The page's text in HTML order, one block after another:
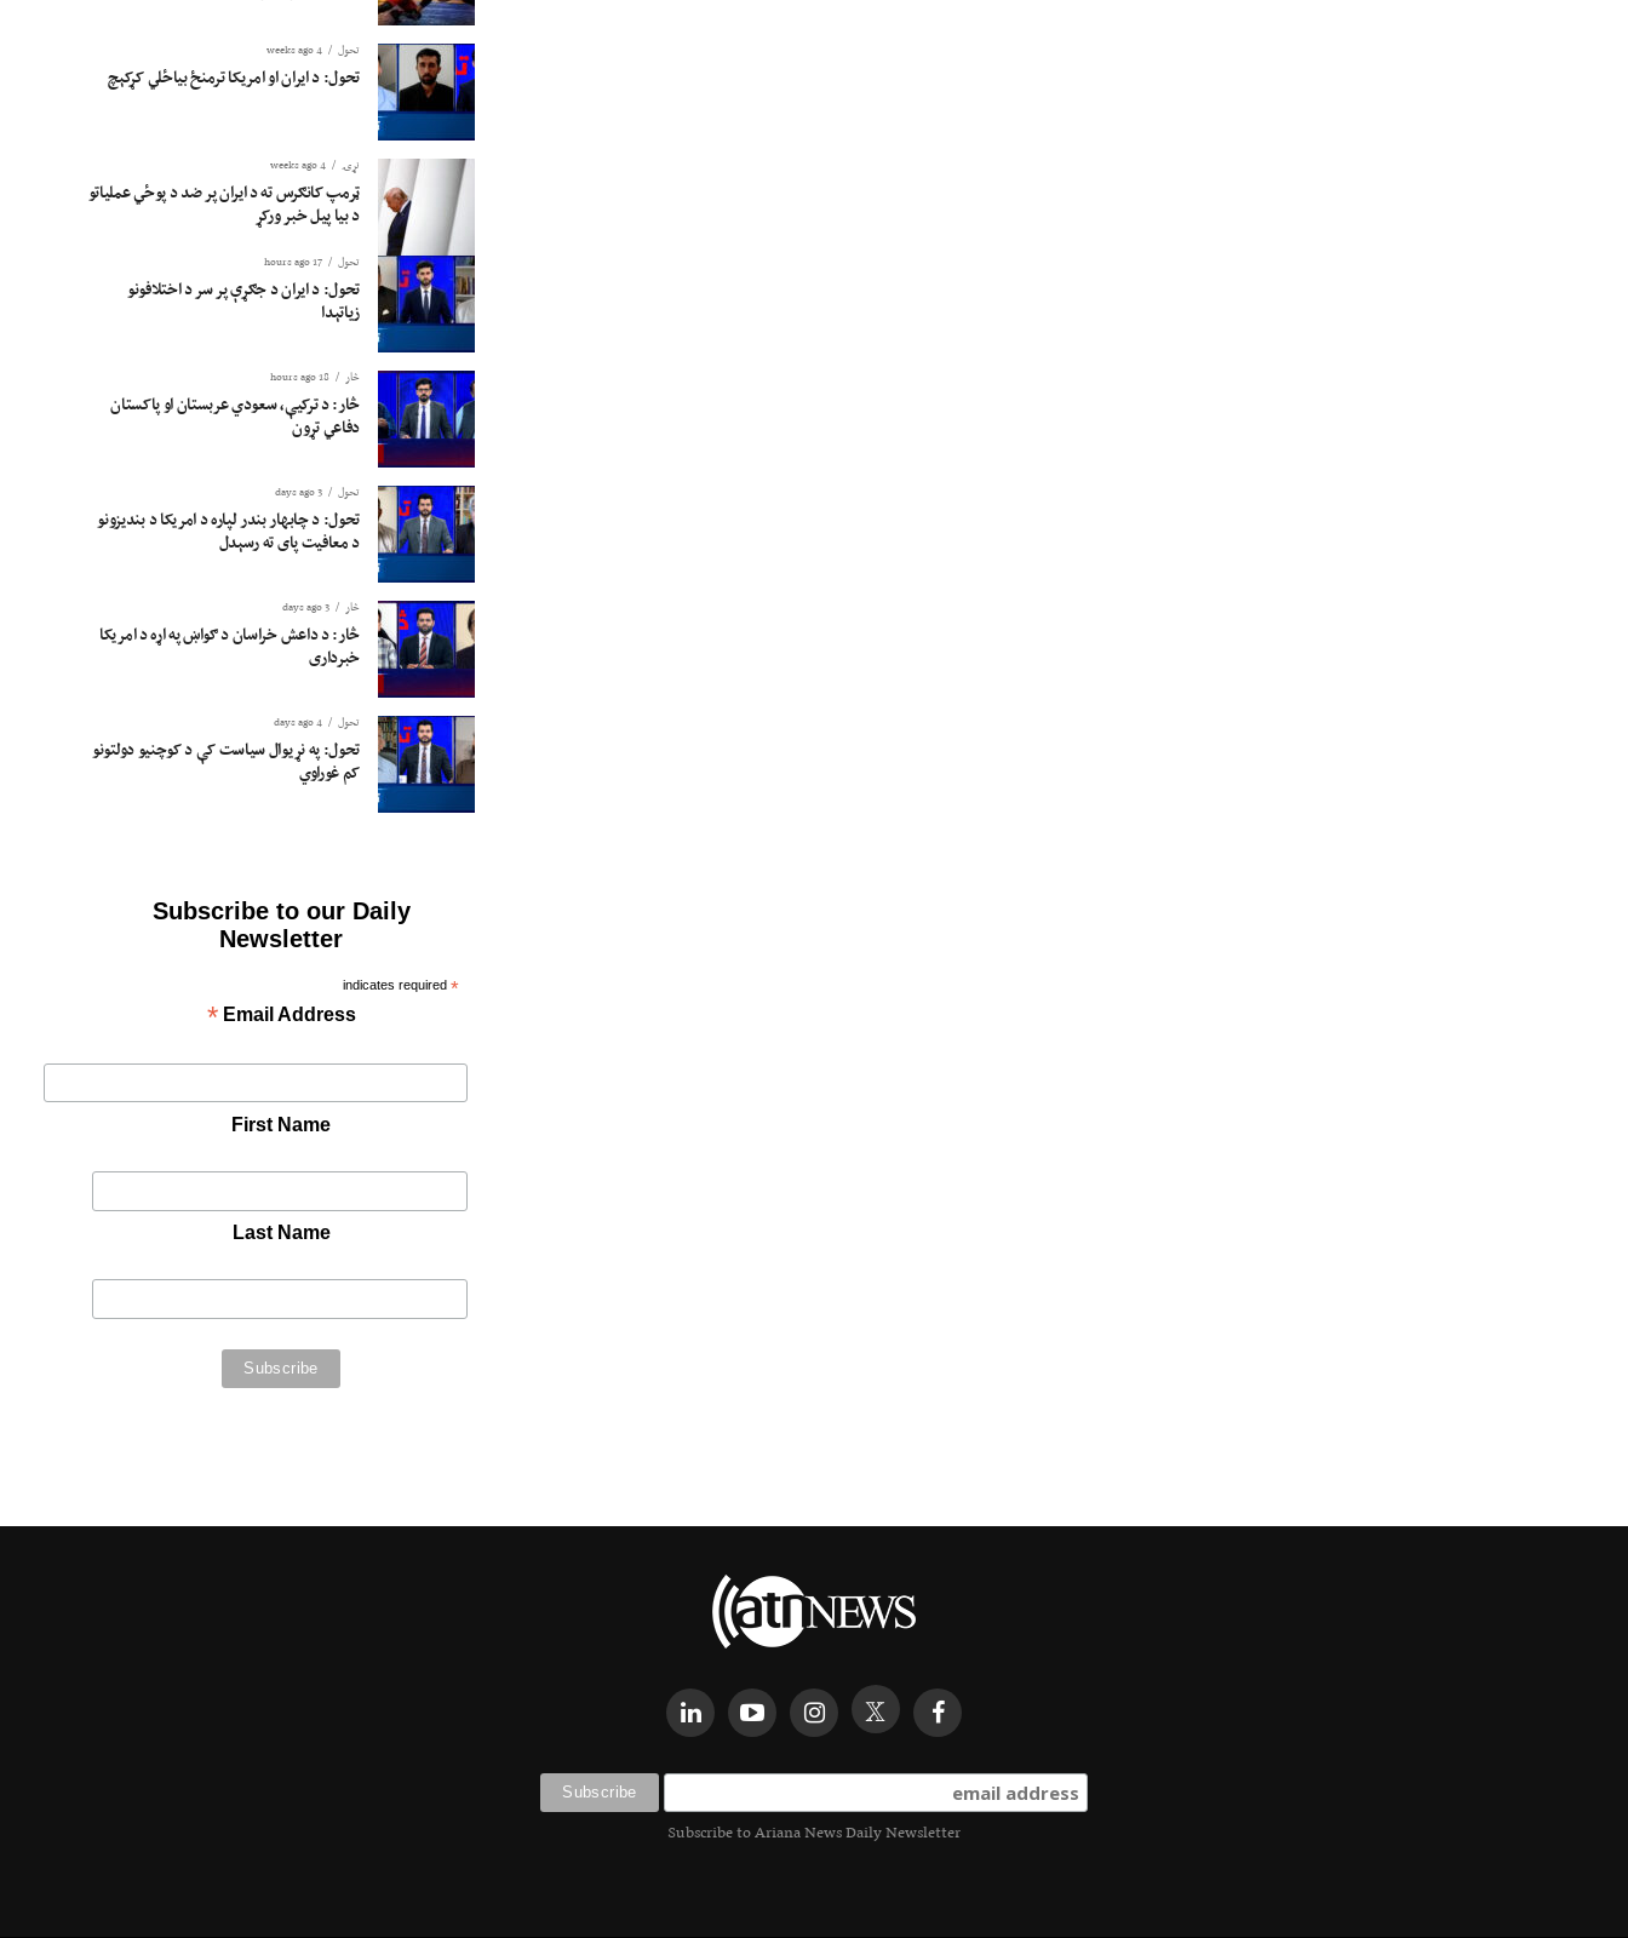
تحول 4 weeks ago
تحول: د ایران او امریکا ترمنځ بیاځلي کړکېچ
نړۍ 4 weeks ago
ټرمپ کانګرس ته د ایران پر ضد د پوځي عملیاتو
د بیا پیل خبر ورکړ
تحول 17 hours ago
تحول: د ایران د جګړې پر سر د اختلافونو
زیاتېدا
څار 18 hours ago
څار: د ترکیې، سعودي عربستان او پاکستان
دفاعي تړون
تحول 3 days ago
تحول: د چابهار بندر لپاره د امریکا د بندیزونو
د معافیت پای ته رسېدل
څار 3 days ago
څار: د داعش خراسان د ګواښ په اړه د امریکا
خبرداری
تحول 4 days ago
تحول: په نړیوال سیاست کې د کوچنیو دولتونو
کم غوراوي
Subscribe to our Daily
Newsletter
*
indicates required
Email Address
*
First Name
Last Name
Subscribe to Ariana News Daily Newsletter